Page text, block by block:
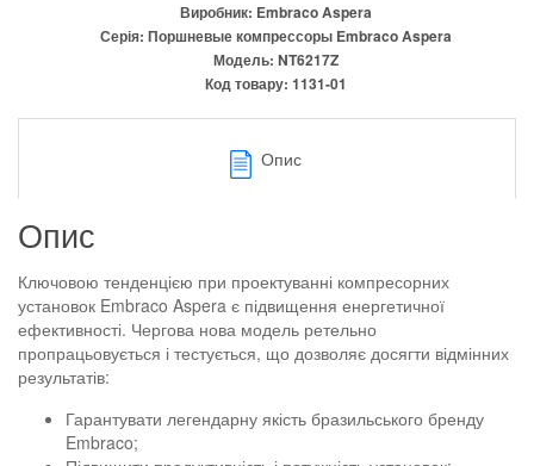
Виробник: Embraco Aspera
Серія: Поршневые компрессоры Embraco Aspera
Модель: NT6217Z
Код товару: 1131-01
Опис
Опис
Ключовою тенденцією при проектуванні компресорних
установок Embraco Aspera є підвищення енергетичної
ефективності. Чергова нова модель ретельно
пропрацьовується і тестується, що дозволяє досягти відмінних
результатів:
Гарантувати легендарну якість бразильського бренду
Embraco;